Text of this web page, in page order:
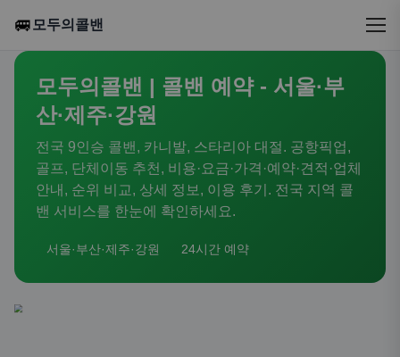
🚐 모두의콜밴
모두의콜밴 | 콜밴 예약 - 서울·부
산·제주·강원
전국 9인승 콜밴, 카니발, 스타리아 대절. 공항픽업,
골프, 단체이동 추천, 비용·요금·가격·예약·견적·업체
안내, 순위 비교, 상세 정보, 이용 후기. 전국 지역 콜
밴 서비스를 한눈에 확인하세요.
서울·부산·제주·강원 24시간 예약